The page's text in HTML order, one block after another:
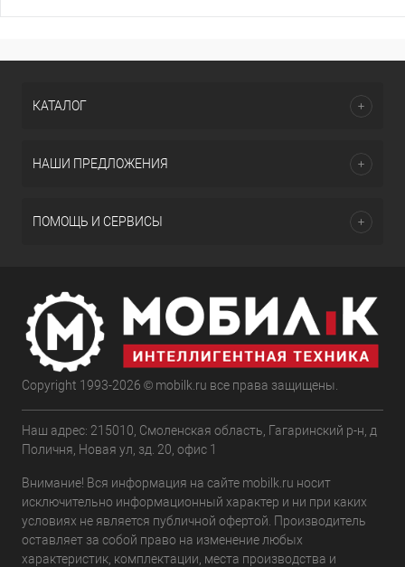
КАТАЛОГ
НАШИ ПРЕДЛОЖЕНИЯ
ПОМОЩЬ И СЕРВИСЫ
Copyright 1993-2026 © mobilk.ru все права защищены.
Наш адрес: 215010, Смоленская область, Гагаринский р-н, д
Поличня, Новая ул, зд. 20, офис 1
Внимание! Вся информация на сайте mobilk.ru носит
исключительно информационный характер и ни при каких
условиях не является публичной офертой. Производитель
оставляет за собой право на изменение любых
характеристик, комплектации, места производства и